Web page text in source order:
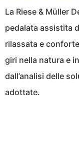
La Riese & Müller
pedalata assistita
rilassata e
giri nella natura e
dall’analisi delle
adottate.